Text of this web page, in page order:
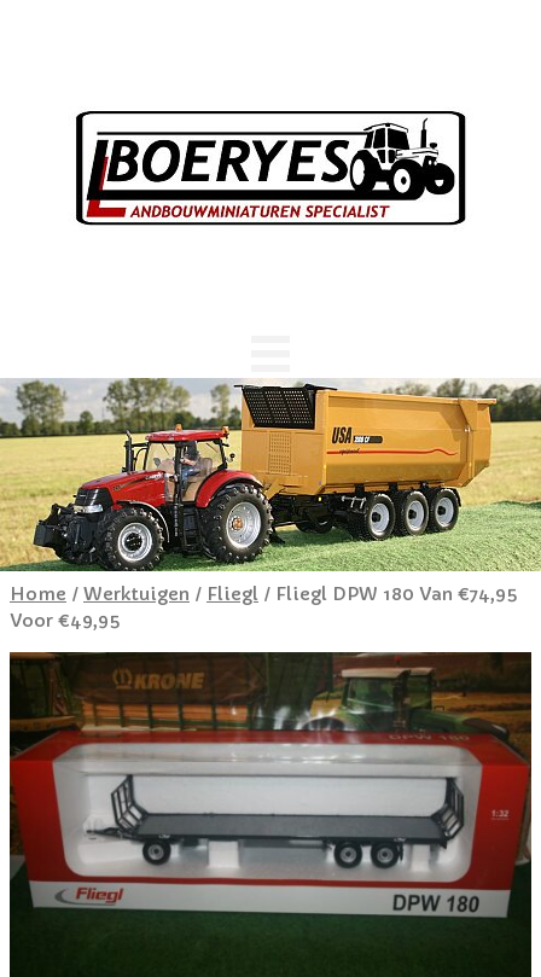
Home / Werktuigen / Fliegl / Fliegl DPW 180 Van €74,95
Voor €49,95